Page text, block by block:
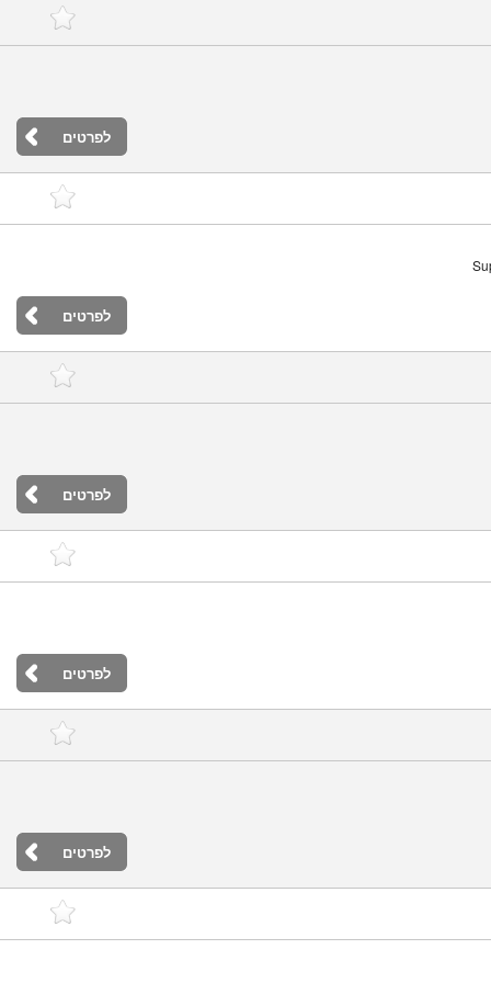
לפרטים
לפרטים
לפרטים
לפרטים
לפרטים